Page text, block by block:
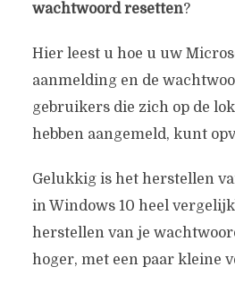
wachtwoord resetten?
Hier leest u hoe u uw
aanmelding en de
gebruikers die zich op de
hebben aangemeld, kunt
Gelukkig is het herstellen
in Windows 10 heel
herstellen van je
hoger, met een paar kleine